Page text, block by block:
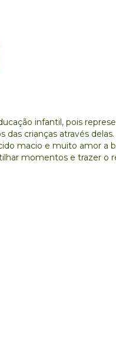
infantil, pois
crianças através
macio e muito amor a
momentos e trazer o